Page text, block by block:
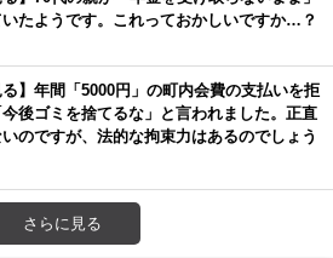
たようです。これっておかしいですか…？
る】年間「5000円」の町内会費の支払いを拒
後ゴミを捨てるな」と言われました。正直
のですが、法的な拘束力はあるのでしょう
さらに見る